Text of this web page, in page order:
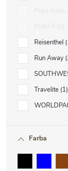
Reisenthel
Run Away
Travelite 1
Farba